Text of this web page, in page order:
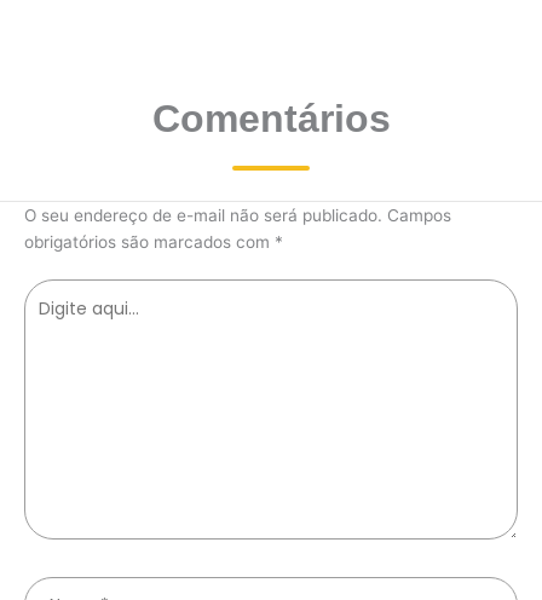
Comentários
O seu endereço de e-mail não será publicado. Campos
obrigatórios são marcados com *